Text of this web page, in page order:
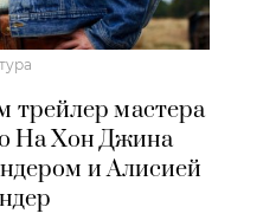
трейлер мастера
На Хон Джина
и Алисией